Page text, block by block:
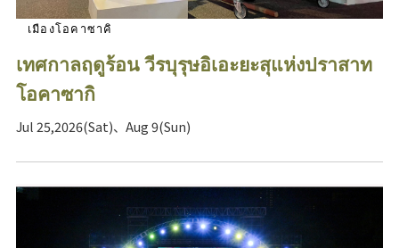
เมืองโอคาซาคิ
เทศกาลฤดูร้อน วีรบุรุษอิเอะยะสุแห่งปราสาท
โอคาซากิ
Jul 25,2026(Sat)、Aug 9(Sun)